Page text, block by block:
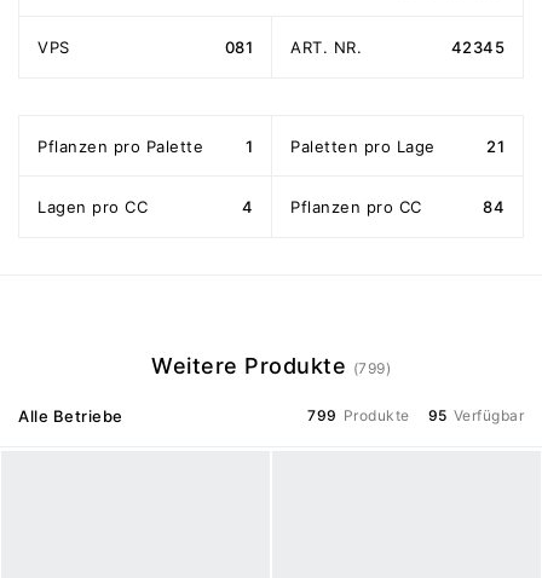
VPS 081 ART. NR. 42345
Pflanzen pro Palette 1 Paletten pro Lage 21
Lagen pro CC 4 Pflanzen pro CC 84
Weitere Produkte (799)
Alle Betriebe 799 Produkte 95 Verfügbar